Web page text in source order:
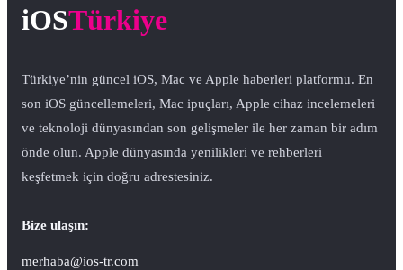
iOSTürkiye
Türkiye’nin güncel iOS, Mac ve Apple haberleri platformu. En
son iOS güncellemeleri, Mac ipuçları, Apple cihaz incelemeleri
ve teknoloji dünyasından son gelişmeler ile her zaman bir adım
önde olun. Apple dünyasında yenilikleri ve rehberleri
keşfetmek için doğru adrestesiniz.
Bize ulaşın:
merhaba@ios-tr.com